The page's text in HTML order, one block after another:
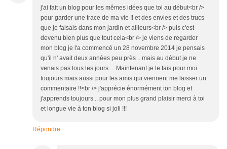
j'ai fait un blog pour les mêmes idées que toi au début<br />
pour garder une trace de ma vie !! et des envies et des trucs
que je faisais dans mon jardin et ailleurs<br /> puis c'est
devenu bien plus que tout cela<br /> je viens de regarder
mon blog je l'a commencé un 28 novembre 2014 je pensais
qu'il n' avait deux années peu près .. mais au début je ne
venais pas tous les jours ... Maintenant je le fais pour moi
toujours mais aussi pour les amis qui viennent me laisser un
commentaire !!<br /> j'apprécie énormément ton blog et
j'apprends toujours .. pour mon plus grand plaisir merci à toi
et longue vie à ton blog si joli !!!
Répondre